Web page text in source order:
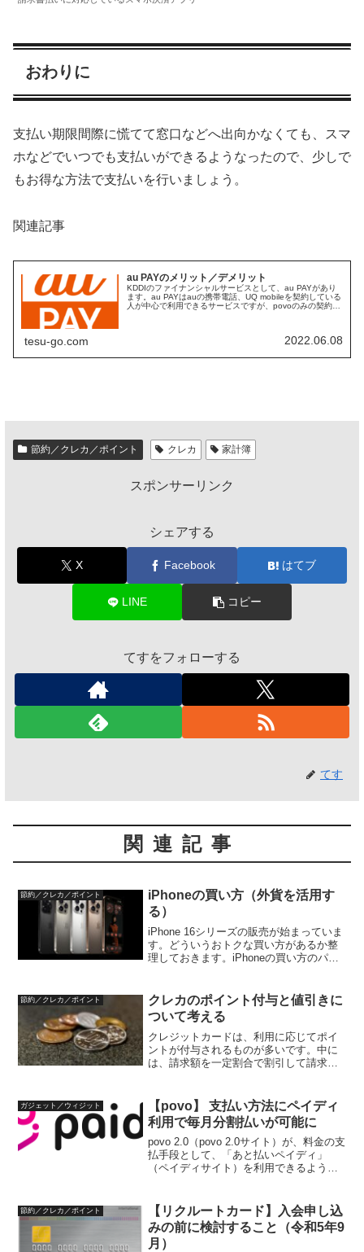
おわりに
支払い期限間際に慌てて窓口などへ出向かなくても、スマ
ホなどでいつでも支払いができるようなったので、少しで
もお得な方法で支払いを行いましょう。
関連記事
au PAYのメリット／デメリット
KDDIのファイナンシャルサービスとして、au PAYがあり
ます。au PAYはauの携帯電話、UQ mobileを契約している
人が中心で利用できるサービスですが、povoのみの契約が
tesu-go.com 2022.06.08
節約／クレカ／ポイント クレカ 家計簿
スポンサーリンク
シェアする
X Facebook はてブ
LINE コピー
てすをフォローする
てす
関連記事
節約／クレカ／ポイント
iPhoneの買い方（外貨を活用す
る）
iPhone 16シリーズの販売が始まっていま
す。どういうおトクな買い方があるか整
理しておきます。iPhoneの買い方のパタ
（税込）になり、...
節約／クレカ／ポイント
クレカのポイント付与と値引きに
ついて考える
クレジットカードは、利用に応じてポイ
ントが付与されるものが多いです。中に
は、請求額を一定割合で割引して請求す
どちらがおトク？ポイント付与や値引き
には、実質割引率というも...
ガジェット／ウィジット
【povo】 支払い方法にペイディ
利用で毎月分割払いが可能に
povo 2.0（povo 2.0サイト）が、料金の支
払手段として、「あと払いペイディ」
（ペイディサイト）を利用できるように
く、分割払いにすることが可能です。
pov...
節約／クレカ／ポイント
【リクルートカード】入会申し込
みの前に検討すること（令和5年9
月）